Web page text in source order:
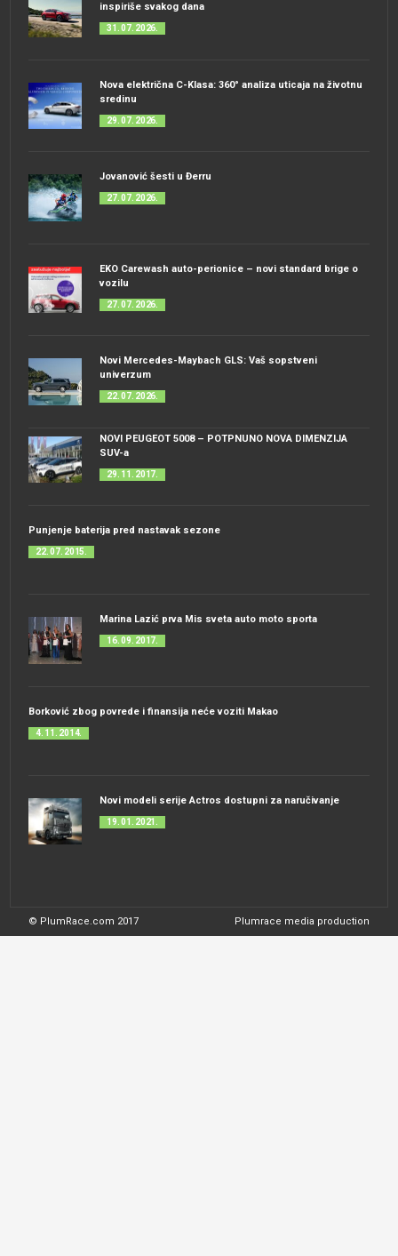
inspiriše svakog dana
31. 07. 2026.
Nova električna C-Klasa: 360° analiza uticaja na životnu
sredinu
29. 07. 2026.
Jovanović šesti u Đerru
27. 07. 2026.
EKO Carewash auto-perionice – novi standard brige o
vozilu
27. 07. 2026.
Novi Mercedes-Maybach GLS: Vaš sopstveni
univerzum
22. 07. 2026.
NOVI PEUGEOT 5008 – POTPNUNO NOVA DIMENZIJA
SUV-a
29. 11. 2017.
Punjenje baterija pred nastavak sezone
22. 07. 2015.
Marina Lazić prva Mis sveta auto moto sporta
16. 09. 2017.
Borković zbog povrede i finansija neće voziti Makao
4. 11. 2014.
Novi modeli serije Actros dostupni za naručivanje
19. 01. 2021.
© PlumRace.com 2017 Plumrace media production